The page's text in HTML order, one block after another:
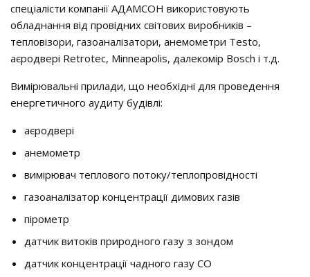
спеціалісти компанії АДАМСОН використовують
обладнання від провідних світових виробників –
тепловізори, газоаналізатори, анемометри Testo,
аєродвері Retrotec, Minneapolis, далекомір Bosch і т.д.
Вимірювальні прилади, що необхідні для проведення
енергетичного аудиту будівлі:
аєродвері
анемометр
вимірювач теплового потоку/теплопровідності
газоаналізатор концентрації димових газів
пірометр
датчик витоків природного газу з зондом
датчик концентрації чадного газу СО